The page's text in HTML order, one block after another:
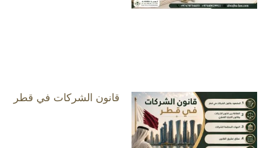
قانون الشركات في قطر